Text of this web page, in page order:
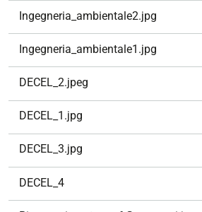
Ingegneria_ambientale2.jpg
Ingegneria_ambientale1.jpg
DECEL_2.jpeg
DECEL_1.jpg
DECEL_3.jpg
DECEL_4